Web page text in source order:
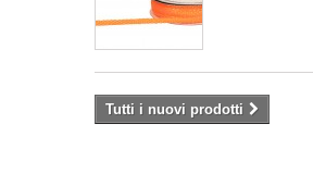
Tutti i nuovi prodotti